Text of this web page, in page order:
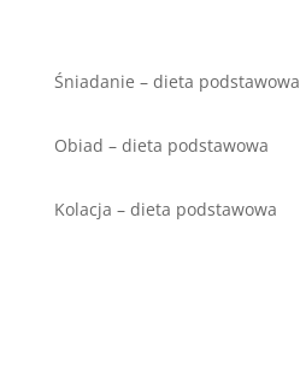
Śniadanie – dieta podstawowa
Obiad – dieta podstawowa
Kolacja – dieta podstawowa